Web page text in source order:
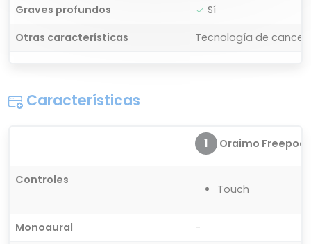
Graves profundos
Sí
Otras características
Tecnología de
Características
1 Oraimo
Controles
Touch
Monoaural
-